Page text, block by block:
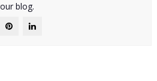
blog.